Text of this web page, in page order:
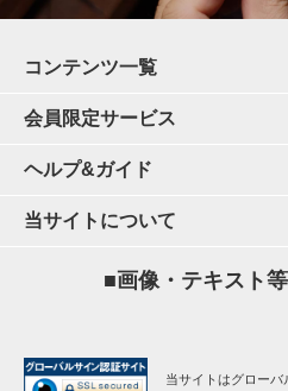
コンテンツ一覧
会員限定サービス
ヘルプ&ガイド
当サイトについて
■画像・テキスト
当サイトはグローバ